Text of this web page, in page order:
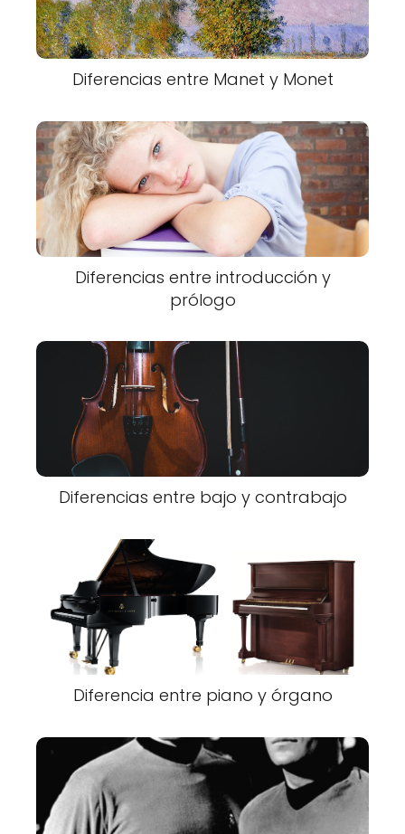
Diferencias entre Manet y Monet
Diferencias entre introducción y
prólogo
Diferencias entre bajo y contrabajo
Diferencia entre piano y órgano